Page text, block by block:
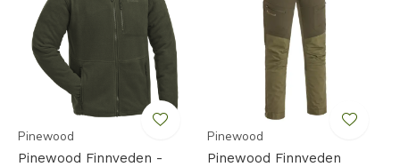
Pinewood
Pinewood Finnveden -
Pinewood
Pinewood Finnveden